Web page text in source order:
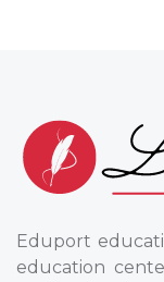
Eduport
education